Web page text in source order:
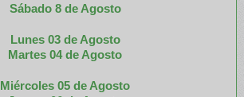
Sábado 8 de Agosto
Lunes 03 de Agosto
Martes 04 de Agosto
Miércoles 05 de Agosto